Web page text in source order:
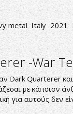
metal Italy 2021
-War
Dark Quarterer
με κάποιον
για αυτούς δεν